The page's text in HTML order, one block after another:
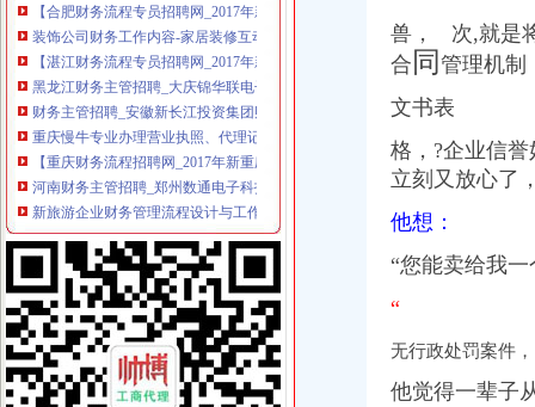
【湛江财务流程专员招聘网_2017年新湛江财务流程专员招聘信息】-
黑龙江财务主管招聘_大庆锦华联电子信息科技开发有限公司招聘财务
财务主管招聘_安徽新长江投资集团财务主管招聘-一览·铝业
重庆慢牛专业办理营业执照、代理记账、公司注册
【重庆财务流程招聘网_2017年新重庆财务流程招聘信息】-重庆聘
河南财务主管招聘_郑州数通电子科技有限公司招聘财务主管_一览·安
新旅游企业财务管理流程设计与工作标准及国际财务管理模式全集
原告重庆国胜科贸有限公司与被告重庆中川建设有限公司渝中区分公司
守成合同重信用企业认定办法.docx
重庆招聘?|?12月9日更新2条信息_搜狐旅游_搜狐网
江西财务主管招聘_宜春市通达弱电有限公司招聘财务主管_一览·市政
重庆地税-政务公开
黑龙江财务主管招聘_大庆锦华联电子信息科技开发有限公司招聘财务
重庆财务招聘_重庆锦航工程技术咨询有限公司招聘财务_一览·检测英
重庆代理记账,渝北财务公司,渝中兼职会计
重庆渝中区基础英语培训课程_重庆渝中区基础英语培训班_重庆渝中区
兽， 次,就是
合 同 管理机
文书表
格，?企业信
立刻又放心了
他想：
“您能卖给我一
“
无行政处罚案件，
他觉得一辈子